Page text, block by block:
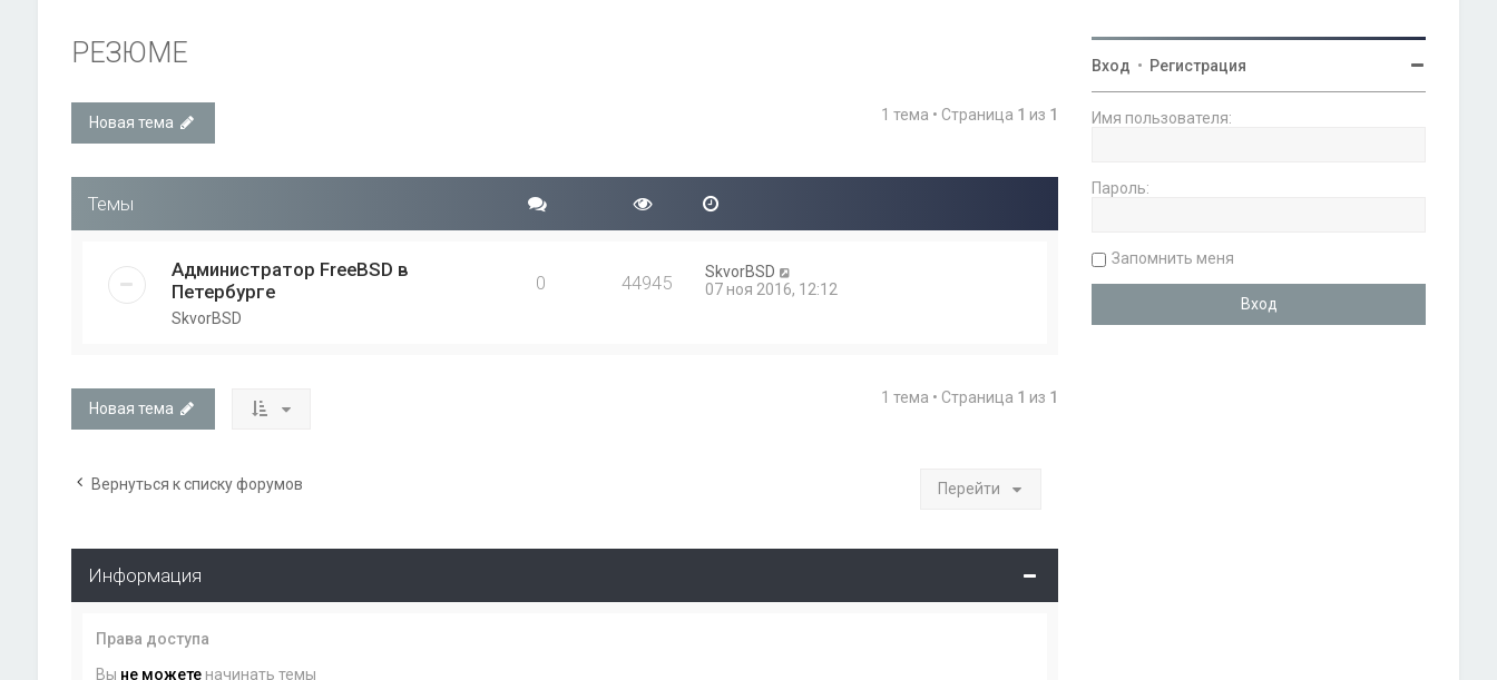
РЕЗЮМЕ
Новая тема 1 тема • Страница 1 из 1
Темы
Администратор FreeBSD в
Петербурге
SkvorBSD
0 44945
SkvorBSD
07 ноя 2016, 12:12
Новая тема
1 тема • Страница 1 из 1
Вернуться к списку форумов Перейти
Информация
Права доступа
Вы не можетеначинать темы
Вход • Регистрация
Имя пользователя:
Пароль:
Запомнить меня